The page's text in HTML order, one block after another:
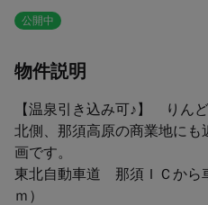
公開中
物件説明
【温泉引き込み可♪】　りん
北側、那須高原の商業地に
画です。
東北自動車道　那須ＩＣから
ｍ）